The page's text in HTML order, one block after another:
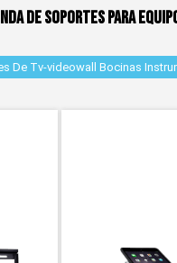
de Soportes para
De Tv-videowall Bocinas